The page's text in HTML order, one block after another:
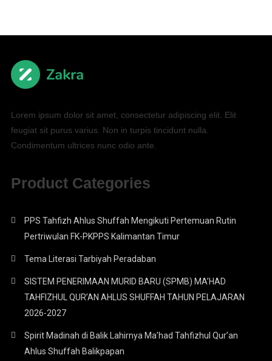
Lorem ipsum dolor sit amet, consectetur adipiscing elit. Elit
feugiat sit purus varius. Non in turpis tincidunt nulla.
Condimentum ultrices nunc odio ante.
Product Categories
PPS Tahfizh Ahlus Shuffah Mengikuti Pertemuan Rutin
Pertriwulan FK-PKPPS Kalimantan Timur
Tema Literasi Tarbiyah Peradaban
SISTEM PENERIMAAN MURID BARU (SPMB) MA’HAD
TAHFIZHUL QUR’AN AHLUS SHUFFAH TAHUN PELAJARAN
2026-2027
Spirit Madinah di Balik Lahirnya Ma’had Tahfizhul Qur’an
Ahlus Shuffah Balikpapan